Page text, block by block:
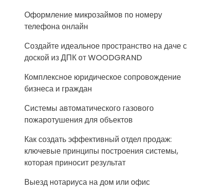
Оформление микрозаймов по номеру
телефона онлайн
Создайте идеальное пространство на даче с
доской из ДПК от WOODGRAND
Комплексное юридическое сопровождение
бизнеса и граждан
Системы автоматического газового
пожаротушения для объектов
Как создать эффективный отдел продаж:
ключевые принципы построения системы,
которая приносит результат
Выезд нотариуса на дом или офис